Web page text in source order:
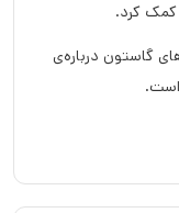
کمک کرد.
گاستون درباره‌ی
است.